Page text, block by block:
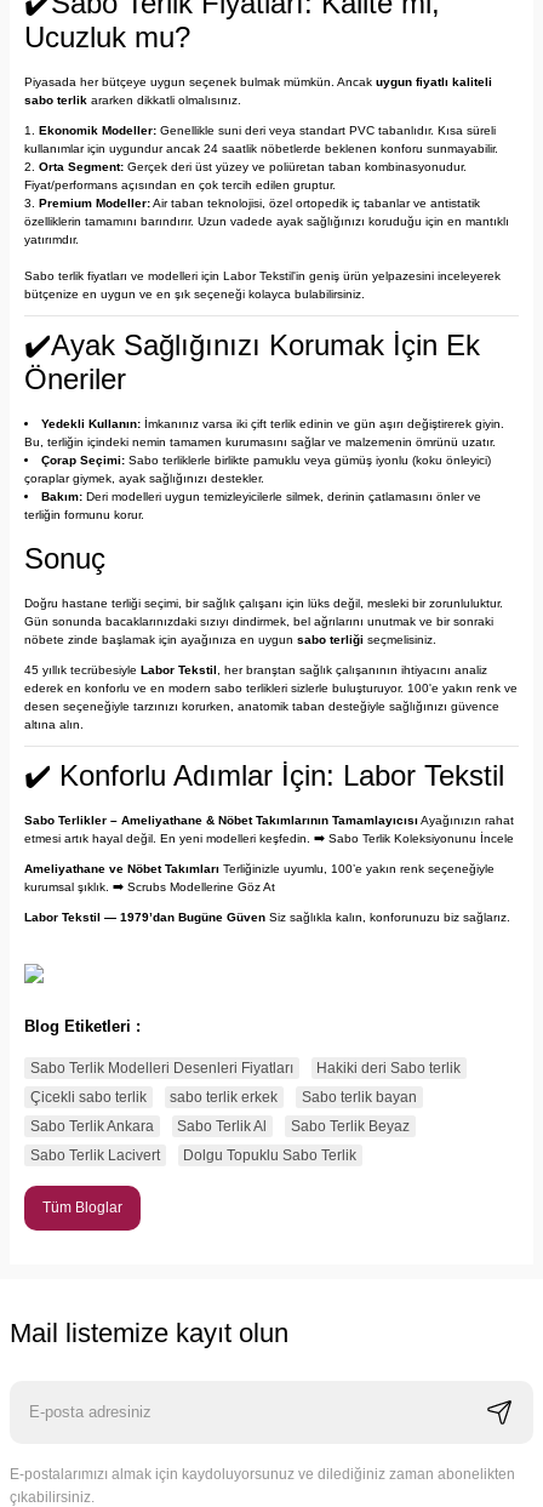
Ucuzluk mu?
Piyasada her bütçeye uygun seçenek bulmak mümkün. Ancak uygun fiyatlı kaliteli
sabo terlik ararken dikkatli olmalısınız.
Ekonomik Modeller: Genellikle suni deri veya standart PVC tabanlıdır. Kısa süreli
kullanımlar için uygundur ancak 24 saatlik nöbetlerde beklenen konforu sunmayabilir.
Orta Segment: Gerçek deri üst yüzey ve poliüretan taban kombinasyonudur.
Fiyat/performans açısından en çok tercih edilen gruptur.
Premium Modeller:Air taban teknolojisi, özel ortopedik iç tabanlar ve antistatik
özelliklerin tamamını barındırır. Uzun vadede ayak sağlığınızı koruduğu için en mantıklı
yatırımdır.
Sabo terlik fiyatları ve modelleri için Labor Tekstil'in geniş ürün yelpazesini inceleyerek
bütçenize en uygun ve en şık seçeneği kolayca bulabilirsiniz.
✔️Ayak Sağlığınızı Korumak İçin Ek
Öneriler
Yedekli Kullanın: İmkanınız varsa iki çift terlik edinin ve gün aşırı değiştirerek giyin.
Bu, terliğin içindeki nemin tamamen kurumasını sağlar ve malzemenin ömrünü uzatır.
Çorap Seçimi: Sabo terliklerle birlikte pamuklu veya gümüş iyonlu (koku önleyici)
çoraplar giymek, ayak sağlığınızı destekler.
Bakım: Deri modelleri uygun temizleyicilerle silmek, derinin çatlamasını önler ve
terliğin formunu korur.
Sonuç
Doğru hastane terliği seçimi, bir sağlık çalışanı için lüks değil, mesleki bir zorunluluktur.
Gün sonunda bacaklarınızdaki sızıyı dindirmek, bel ağrılarını unutmak ve bir sonraki
nöbete zinde başlamak için ayağınıza en uygun sabo terliği seçmelisiniz.
45 yıllık tecrübesiyle Labor Tekstil, her branştan sağlık çalışanının ihtiyacını analiz
ederek en konforlu ve en modern sabo terlikleri sizlerle buluşturuyor. 100'e yakın renk ve
desen seçeneğiyle tarzınızı korurken, anatomik taban desteğiyle sağlığınızı güvence
altına alın.
✔️ Konforlu Adımlar İçin: Labor Tekstil
Sabo Terlikler – Ameliyathane & Nöbet Takımlarının Tamamlayıcısı Ayağınızın rahat
etmesi artık hayal değil. En yeni modelleri keşfedin. ➡️ Sabo Terlik Koleksiyonunu İncele
Ameliyathane ve Nöbet Takımları Terliğinizle uyumlu, 100’e yakın renk seçeneğiyle
kurumsal şıklık. ➡️ Scrubs Modellerine Göz At
Labor Tekstil — 1979’dan Bugüne Güven Siz sağlıkla kalın, konforunuzu biz sağlarız.
Blog Etiketleri :
Sabo Terlik Modelleri Desenleri Fiyatları
Hakiki deri Sabo terlik
Çicekli sabo terlik
sabo terlik erkek
Sabo terlik bayan
Sabo Terlik Ankara
Sabo Terlik Al
Sabo Terlik Beyaz
Sabo Terlik Lacivert
Dolgu Topuklu Sabo Terlik
Tüm Bloglar
Mail listemize kayıt olun
E-postalarımızı almak için kaydoluyorsunuz ve dilediğiniz zaman abonelikten
çıkabilirsiniz.